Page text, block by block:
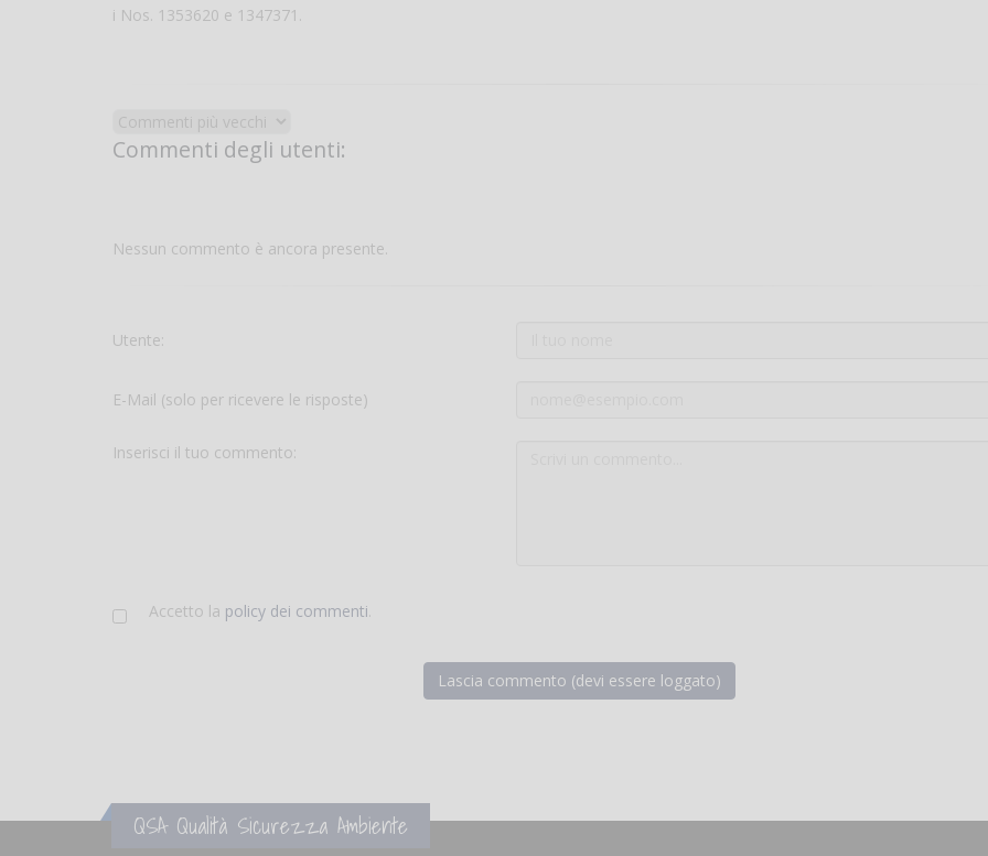
i Nos. 1353620 e 1347371.
Commenti degli utenti:
Nessun commento è ancora presente.
Utente:
E-Mail (solo per ricevere le risposte)
Inserisci il tuo commento:
Accetto la policy dei commenti.
QSA Qualità Sicurezza Ambiente